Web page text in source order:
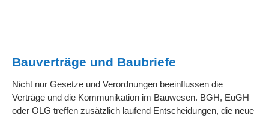
Bauverträge und Baubriefe
Nicht nur Gesetze und Verordnungen beeinflussen die
Verträge und die Kommunikation im Bauwesen. BGH, EuGH
oder OLG treffen zusätzlich laufend Entscheidungen, die neue